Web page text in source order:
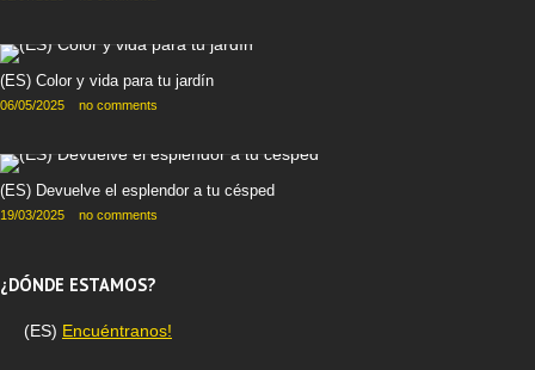
(ES) Color y vida para tu jardín
06/05/2025 no comments
(ES) Devuelve el esplendor a tu césped
19/03/2025 no comments
¿DÓNDE ESTAMOS?
(ES) Encuéntranos!